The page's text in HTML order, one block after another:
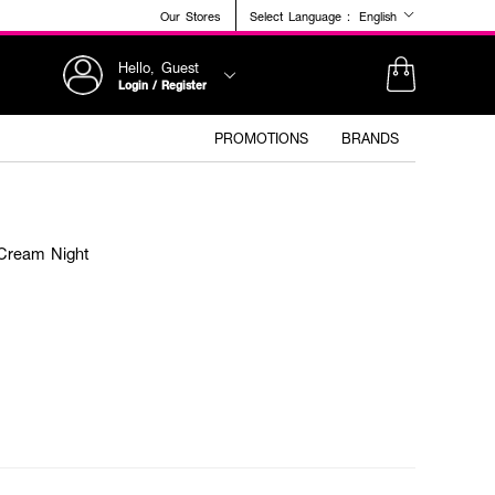
Our Stores Select Language : English
Hello, Guest
Login / Register
PROMOTIONS BRANDS
Night